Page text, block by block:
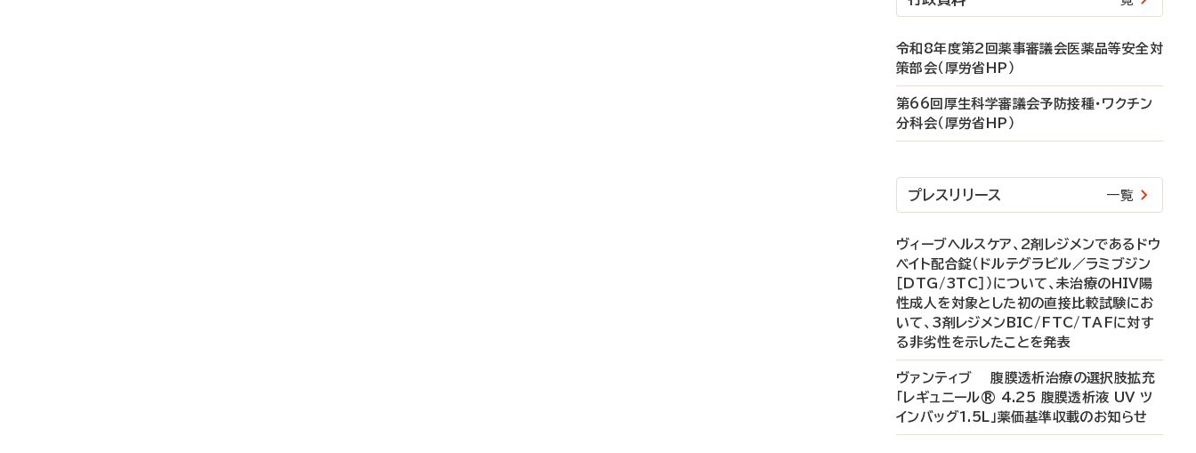
令和8年度第2回薬事審議会医薬品等安全対
策部会（厚労省HP）
第66回厚生科学審議会予防接種・ワクチン
分科会（厚労省HP）
プレスリリース 一覧
ヴィーブヘルスケア、2剤レジメンであるドウ
ベイト配合錠（ドルテグラビル／ラミブジン
［DTG/3TC］）について、未治療のHIV陽
性成人を対象とした初の直接比較試験にお
いて、3剤レジメンBIC/FTC/TAFに対す
る非劣性を示したことを発表
ヴァンティブ 腹膜透析治療の選択肢拡充
「レギュニール® 4.25 腹膜透析液 UV ツ
インバッグ1.5L」薬価基準収載のお知らせ